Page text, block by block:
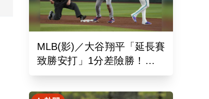
MLB(影)／大谷翔平「延長賽
致勝安打」1分差險勝！道奇
終止本季最長7連敗低潮